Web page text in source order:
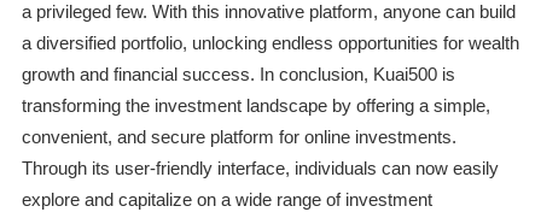
a privileged few. With this innovative platform, anyone can build
a diversified portfolio, unlocking endless opportunities for wealth
growth and financial success. In conclusion, Kuai500 is
transforming the investment landscape by offering a simple,
convenient, and secure platform for online investments.
Through its user-friendly interface, individuals can now easily
explore and capitalize on a wide range of investment